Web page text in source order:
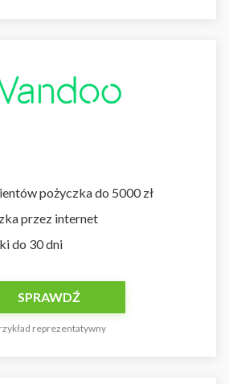
pożyczka do 5000 zł
przez internet
do 30 dni
SPRAWDŹ
reprezentatywny